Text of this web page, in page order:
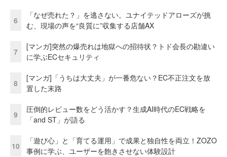
6
「なぜ売れた？」を逃さない。ユナイテッドアローズが挑
む、現場の声を“良質に”収集する店舗AX
7
[マンガ]突然の爆売れは地獄への招待状？トド会長の勘違い
に学ぶECセキュリティ
8
[マンガ]「うちは大丈夫」が一番危ない？EC不正注文を放
置した末路
9
圧倒的レビュー数をどう活かす？生成AI時代のEC戦略を
「and ST」が語る
10
「遊び心」と「育てる運用」で成果と独自性を両立！ZOZO
事例に学ぶ、ユーザーを飽きさせない体験設計